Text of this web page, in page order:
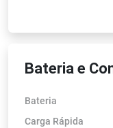
Bateria e
Bateria
Carga Rápida